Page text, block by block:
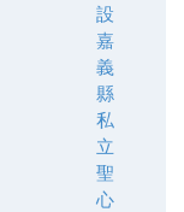
設
嘉
義
縣
私
立
聖
心